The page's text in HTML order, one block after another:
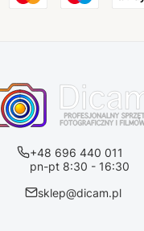
+48 696 440 011
pn-pt 8:30 - 16:30
sklep@dicam.pl